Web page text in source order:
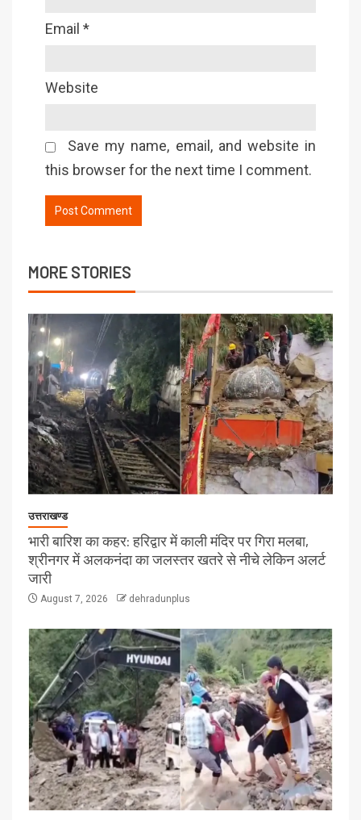
Email *
Website
Save my name, email, and website in
this browser for the next time I comment.
MORE STORIES
उत्तराखण्ड
भारी बारिश का कहर: हरिद्वार में काली मंदिर पर गिरा मलबा,
श्रीनगर में अलकनंदा का जलस्तर खतरे से नीचे लेकिन अलर्ट
जारी
August 7, 2026 dehradunplus